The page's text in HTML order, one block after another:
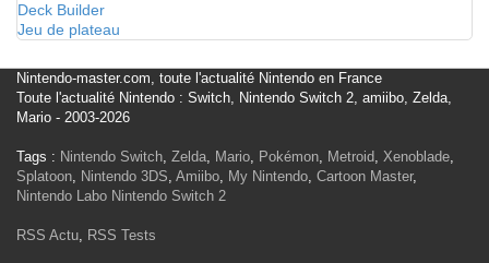
Deck Builder
Jeu de plateau
Nintendo-master.com, toute l'actualité Nintendo en France
Toute l'actualité Nintendo : Switch, Nintendo Switch 2, amiibo, Zelda,
Mario - 2003-2026
Tags : Nintendo Switch, Zelda, Mario, Pokémon, Metroid, Xenoblade,
Splatoon, Nintendo 3DS, Amiibo, My Nintendo, Cartoon Master,
Nintendo Labo Nintendo Switch 2
RSS Actu, RSS Tests